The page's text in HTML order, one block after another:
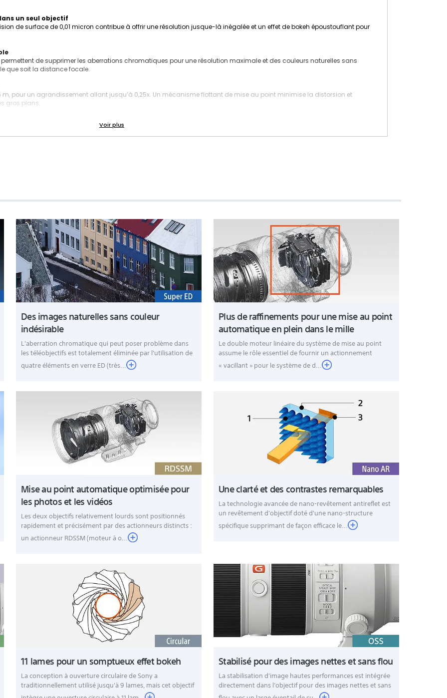
un seul objectif
de surface de 0,01 micron contribue à offrir une résolution jusque-là inégalée et un effet de bokeh époustouflant pour
permettent de supprimer les aberrations chromatiques pour une résolution maximale et des couleurs naturelles sans
que soit la distance focale.
pour un agrandissement allant jusqu’à 0,25x. Un mécanisme flottant de mise au point minimise la distorsion et
gros plans.
(moteur à ondes supersoniques) qui offrent la précision et la puissance requises pour la mise au point des photos et des
Revêtement antireflet Nano Sny pour éliminer les reflets et l'effet "fantôme", Ouverture circulaire à 11 lames pour des
et à l'humidité.
Des images naturelles sans couleur
indésirable
L'aberration chromatique qui peut poser problème dans
les téléobjectifs est totalement éliminée par l'utilisation de
quatre éléments en verre ED (très...
Plus de raffinements pour une mise au point
automatique en plein dans le mille
Le double moteur linéaire du système de mise au point
assume le rôle essentiel de fournir un actionnement
« vacillant » pour le système de d...
Mise au point automatique optimisée pour
les photos et les vidéos
Les deux objectifs relativement lourds sont positionnés
rapidement et précisément par des actionneurs distincts :
un actionneur RDSSM (moteur à o...
Une clarté et des contrastes remarquables
La technologie avancée de nano-revêtement antireflet est
un revêtement d'objectif doté d'une nano-structure
spécifique supprimant de façon efficace le...
11 lames pour un somptueux effet bokeh
La conception à ouverture circulaire de Sony a
traditionnellement utilisé jusqu'à 9 lames, mais cet objectif
Stabilisé pour des images nettes et sans flou
La stabilisation d'image hautes performances est intégrée
directement dans l’objectif pour des images nettes et sans